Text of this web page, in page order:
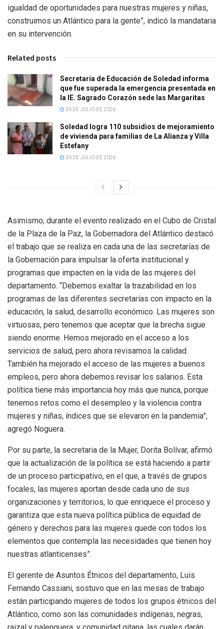
igualdad de oportunidades para nuestras mujeres y niñas,
construimos un Atlántico para la gente”, indicó la mandataria
en su intervención.
Related posts
Secretaría de Educación de Soledad informa
que fue superada la emergencia presentada en
la IE. Sagrado Corazón sede las Margaritas
30 DE JULIO DE 2026
Soledad logra 110 subsidios de mejoramiento
de vivienda para familias de La Alianza y Villa
Estefany
30 DE JULIO DE 2026
Asimismo, durante el evento realizado en el Cubo de Cristal
de la Plaza de la Paz, la Gobernadora del Atlántico destacó
el trabajo que se realiza en cada una de las secretarías de
la Gobernación para impulsar la oferta institucional y
programas que impacten en la vida de las mujeres del
departamento. “Debemos exaltar la trazabilidad en los
programas de las diferentes secretarías con impacto en la
educación, la salud, desarrollo económico. Las mujeres son
virtuosas, pero tenemos que aceptar que la brecha sigue
siendo enorme. Hemos mejorado en el acceso a los
servicios de salud, pero ahora revisamos la calidad.
También ha mejorado el acceso de las mujeres a buenos
empleos, pero ahora debemos revisar los salarios. Esta
política tiene más importancia hoy más que nunca, porque
tenemos retos como el desempleo y la violencia contra
mujeres y niñas, índices que se elevaron en la pandemia”,
agregó Noguera.
Por su parte, la secretaria de la Mujer, Dorita Bolívar, afirmó
que la actualización de la política se está haciendo a partir
de un proceso participativo, en el que, a través de grupos
focales, las mujeres aportan desde cada uno de sus
organizaciones y territorios, lo que enriquece el proceso y
garantiza que esta nueva política pública de equidad de
género y derechos para las mujeres quede con todos los
elementos que contempla las necesidades que tienen hoy
nuestras atlanticenses”.
El gerente de Asuntos Étnicos del departamento, Luis
Fernando Cassiani, sostuvo que en las mesas de trabajo
están participando mujeres de todos los grupos étnicos del
Atlántico, como son las comunidades indígenas, negras,